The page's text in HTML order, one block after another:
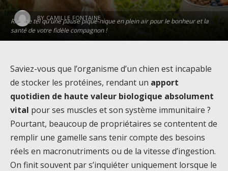
Rien de tel qu'une pause pique-nique en plein air pour le bonheur et la
santé de votre fidèle compagnon !
BY CAMILLE FONTAINE
Saviez-vous que l’organisme d’un chien est incapable
de stocker les protéines, rendant un apport
quotidien de haute valeur biologique absolument
vital pour ses muscles et son système immunitaire ?
Pourtant, beaucoup de propriétaires se contentent de
remplir une gamelle sans tenir compte des besoins
réels en macronutriments ou de la vitesse d’ingestion.
On finit souvent par s’inquiéter uniquement lorsque le